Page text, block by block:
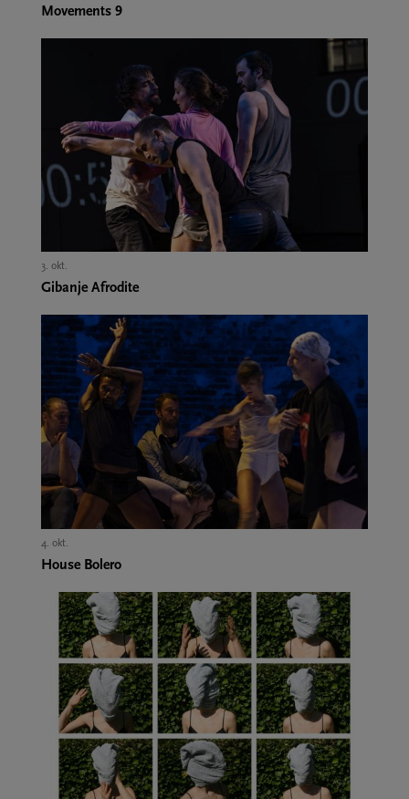
Movements 9
3. okt.,
Gibanje Afrodite
4. okt.,
House Bolero